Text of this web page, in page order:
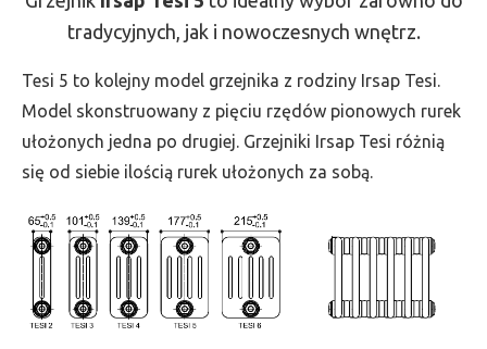
-
wys.
665,
szer.
135,
316
tradycyjnych, jak i nowoczesnych wnętrz.
Tesi 5 to kolejny model grzejnika z rodziny Irsap Tesi.
Model skonstruowany z pięciu rzędów pionowych rurek
ułożonych jedna po drugiej. Grzejniki Irsap Tesi różnią
się od siebie ilością rurek ułożonych za sobą.